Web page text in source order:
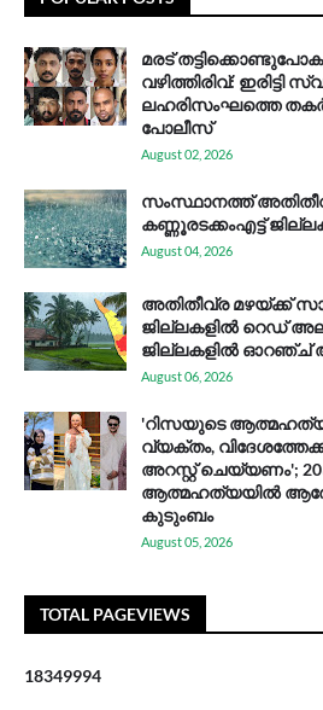
മരട്
വഴിത്തിരിവ്: ഇരിട്ടി
ലഹരിസംഘത്തെ
പോലീസ്
August 02, 2026
സം​സ്ഥാ​ന​ത്ത്
കണ്ണൂരടക്കംഎ​ട്ട്
August 04, 2026
അതിതീവ്ര മഴയ്ക്ക്
ജില്ലകളിൽ റെഡ്
ജില്ലകളിൽ ഓറഞ്ച്
August 06, 2026
'റിസയുടെ
വ്യക്തം,
അറസ്റ്റ് ചെയ്യണം';
ആത്മഹത്യയിൽ
കുടുംബം
August 05, 2026
TOTAL PAGEVIEWS
18349994